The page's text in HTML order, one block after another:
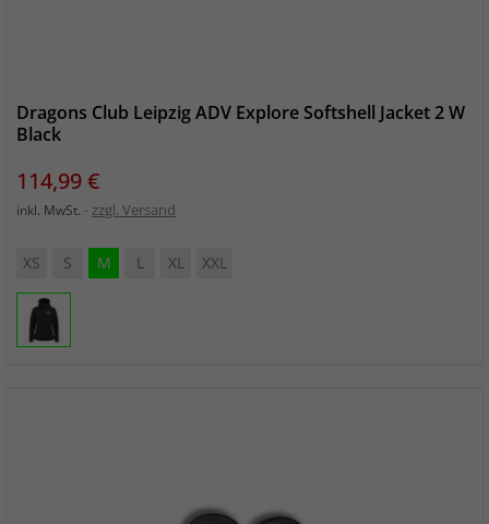
Dragons Club Leipzig ADV Explore Softshell Jacket 2 W
Black
Preis
114,99 €
inkl. MwSt. zzgl. Versand
XS S M L XL XXL